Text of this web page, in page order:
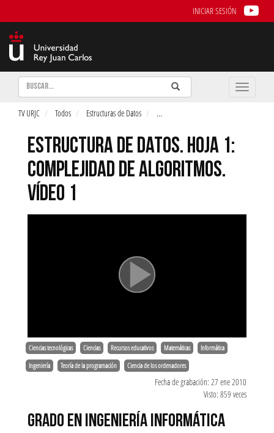
INICIAR SESIÓN
Buscar Enviar
Buscar
Toggle
TV URJC Todos Estructuras de Datos ...
ESTRUCTURA DE DATOS. HOJA 1:
COMPLEJIDAD DE ALGORITMOS.
VÍDEO 1
Ciencias tecnológicas Ciencias Recursos educativos Matemáticas Informática
Ingeniería Teoría de la programación Ciencia de los ordenadores
Fecha de grabación: 27 ene 2010
Visto: 859 veces
GRADO EN INGENIERÍA INFORMÁTICA